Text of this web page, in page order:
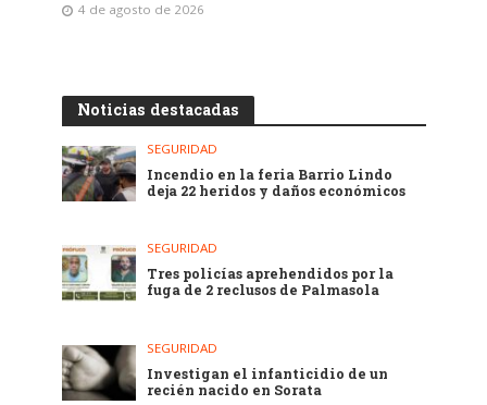
4 de agosto de 2026
Noticias destacadas
SEGURIDAD
Incendio en la feria Barrio Lindo
deja 22 heridos y daños económicos
SEGURIDAD
Tres policías aprehendidos por la
fuga de 2 reclusos de Palmasola
SEGURIDAD
Investigan el infanticidio de un
recién nacido en Sorata